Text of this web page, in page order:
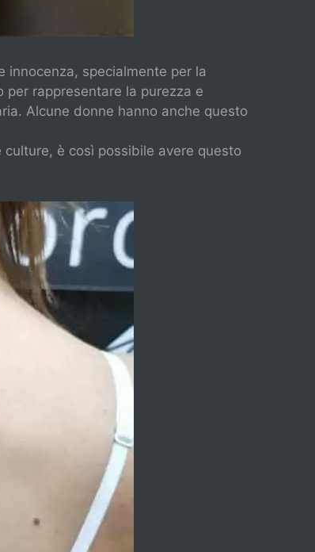
innocenza, specialmente per la
rappresentare la purezza e
Alcune donne hanno anche questo
è così possibile avere questo